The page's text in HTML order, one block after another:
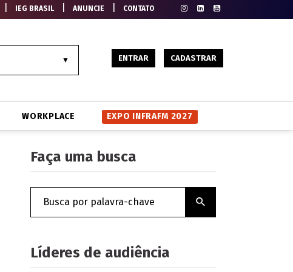
IEG BRASIL|ANUNCIE CONTATO
ENTRAR CADASTRAR
WORKPLACE EXPO INFRAFM 2027
Faça uma busca
Líderes de audiência